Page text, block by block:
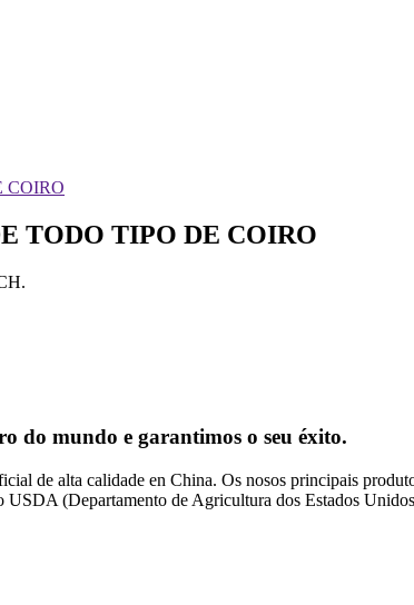
TODO TIPO DE COIRO
do mundo e garantimos o seu éxito.
de alta calidade en China. Os nosos principais
(Departamento de Agricultura dos Estados